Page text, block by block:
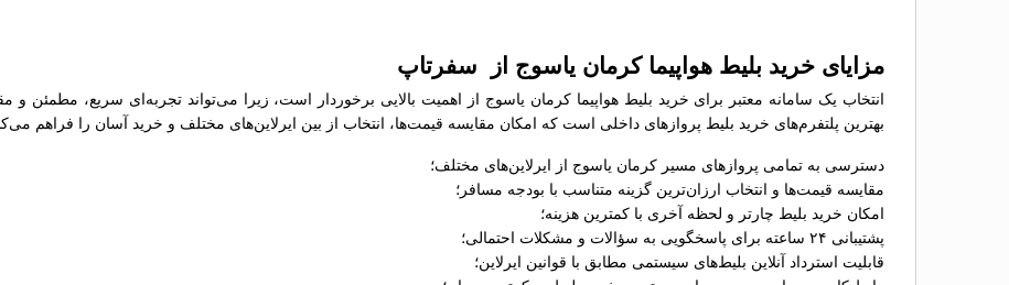
مزایای خرید بلیط هواپیما کرمان یاسوج از سفرتاپ
انتخاب یک سامانه معتبر برای خرید بلیط هواپیما کرمان یاسوج از اهمیت بالایی برخوردار است، زیرا می‌تواند تجربه‌ای سریع، مطمئن
بهترین پلتفرم‌های خرید بلیط پروازهای داخلی است که امکان مقایسه قیمت‌ها، انتخاب از بین ایرلاین‌های مختلف و خرید آسان را فراهم
دسترسی به تمامی پروازهای مسیر کرمان یاسوج از ایرلاین‌های مختلف؛
مقایسه قیمت‌ها و انتخاب ارزان‌ترین گزینه متناسب با بودجه مسافر؛
امکان خرید بلیط چارتر و لحظه آخری با کمترین هزینه؛
پشتیبانی ۲۴ ساعته برای پاسخگویی به سؤالات و مشکلات احتمالی؛
قابلیت استرداد آنلاین بلیط‌های سیستمی مطابق با قوانین ایرلاین؛